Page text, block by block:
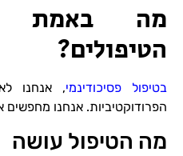
מה באמת
הטיפולים?
בטיפול פסיכודינמי, אנחנו
הפרודוקטיביות. אנחנו מחפשים
מה הטיפול עושה